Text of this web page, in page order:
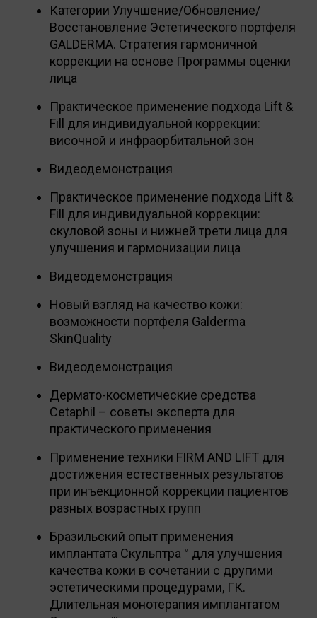
Категории Улучшение/Обновление/
Восстановление Эстетического портфеля
GALDERMA. Стратегия гармоничной
коррекции на основе Программы оценки
лица
Практическое применение подхода Lift &
Fill для индивидуальной коррекции:
височной и инфраорбитальной зон
Видеодемонстрация
Практическое применение подхода Lift &
Fill для индивидуальной коррекции:
скуловой зоны и нижней трети лица для
улучшения и гармонизации лица
Видеодемонстрация
Новый взгляд на качество кожи:
возможности портфеля Galderma
SkinQuality
Видеодемонстрация
Дермато-косметические средства
Cetaphil – советы эксперта для
практического применения
Применение техники FIRM AND LIFT для
достижения естественных результатов
при инъекционной коррекции пациентов
разных возрастных групп
Бразильский опыт применения
имплантата Скульптра™ для улучшения
качества кожи в сочетании с другими
эстетическими процедурами, ГК.
Длительная монотерапия имплантатом